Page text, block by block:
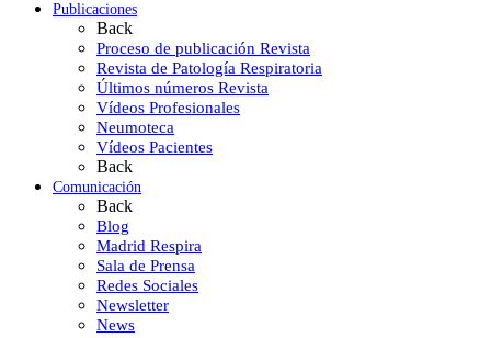
Publicaciones
Back
Proceso de publicación Revista
Revista de Patología Respiratoria
Últimos números Revista
Vídeos Profesionales
Neumoteca
Vídeos Pacientes
Back
Comunicación
Back
Blog
Madrid Respira
Sala de Prensa
Redes Sociales
Newsletter
News